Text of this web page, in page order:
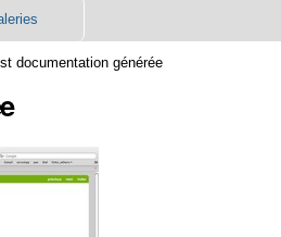
documentation générée